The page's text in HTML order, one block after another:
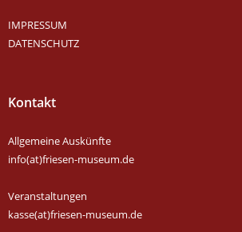
IMPRESSUM
DATENSCHUTZ
Kontakt
Allgemeine Auskünfte
info(at)friesen-museum.de
Veranstaltungen
kasse(at)friesen-museum.de